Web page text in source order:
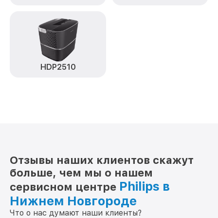
HDP2510
Отзывы наших клиентов скажут
больше, чем мы о нашем
сервисном центре Philips в
Нижнем Новгороде
Что о нас думают наши клиенты?